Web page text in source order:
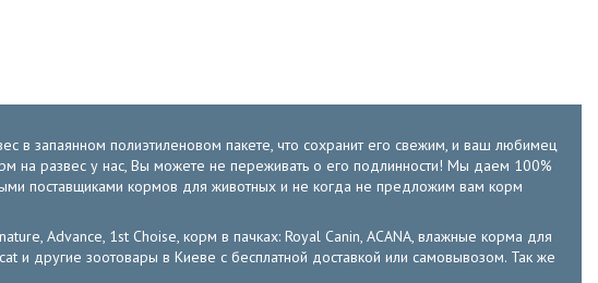
в запаянном полиэтиленовом пакете, что сохранит его свежим, и ваш любимец
на развес у нас, Вы можете не переживать о его подлинности! Мы даем 100%
поставщиками кормов для животных и не когда не предложим вам корм
Advance, 1st Choise, корм в пачках: Royal Canin, ACANA, влажные корма для
и другие зоотовары в Киеве с бесплатной доставкой или самовывозом. Так же